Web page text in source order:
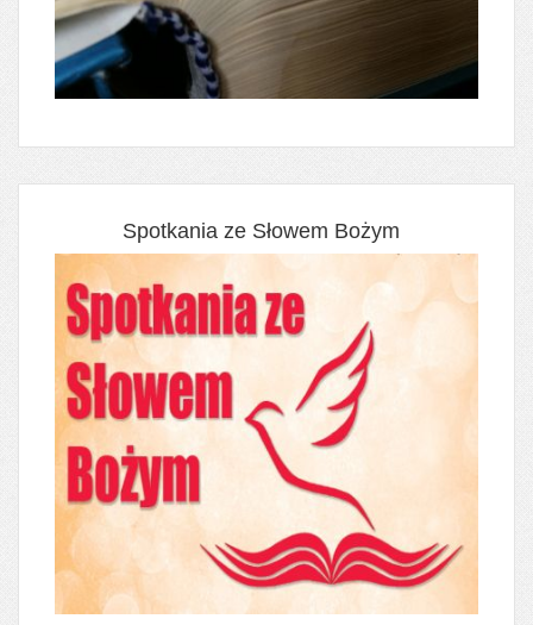
Spotkania ze Słowem Bożym